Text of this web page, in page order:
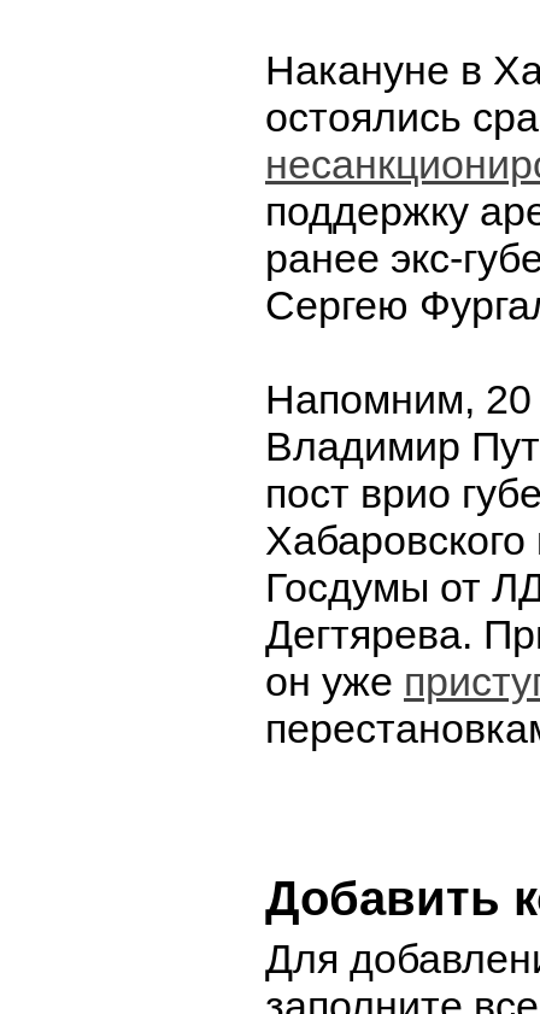
Накануне в
остоялись
поддержку
ранее экс-
Сергею
Напомним,
Владимир
пост врио
Хабаровского
Госдумы от
Дегтярева.
он уже
Добавить
Для